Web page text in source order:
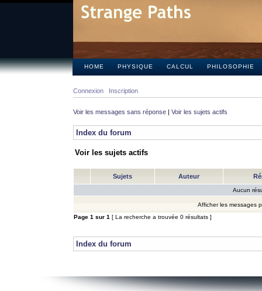
HOME PHYSIQUE CALCUL PHILOSOPHIE
Connexion Inscription
Voir les messages sans réponse | Voir les sujets actifs
Index du forum
Voir les sujets actifs
Sujets Auteur
Aucun
Afficher les messages
Page 1 sur 1 [ La recherche a trouvée 0 résultats ]
Index du forum